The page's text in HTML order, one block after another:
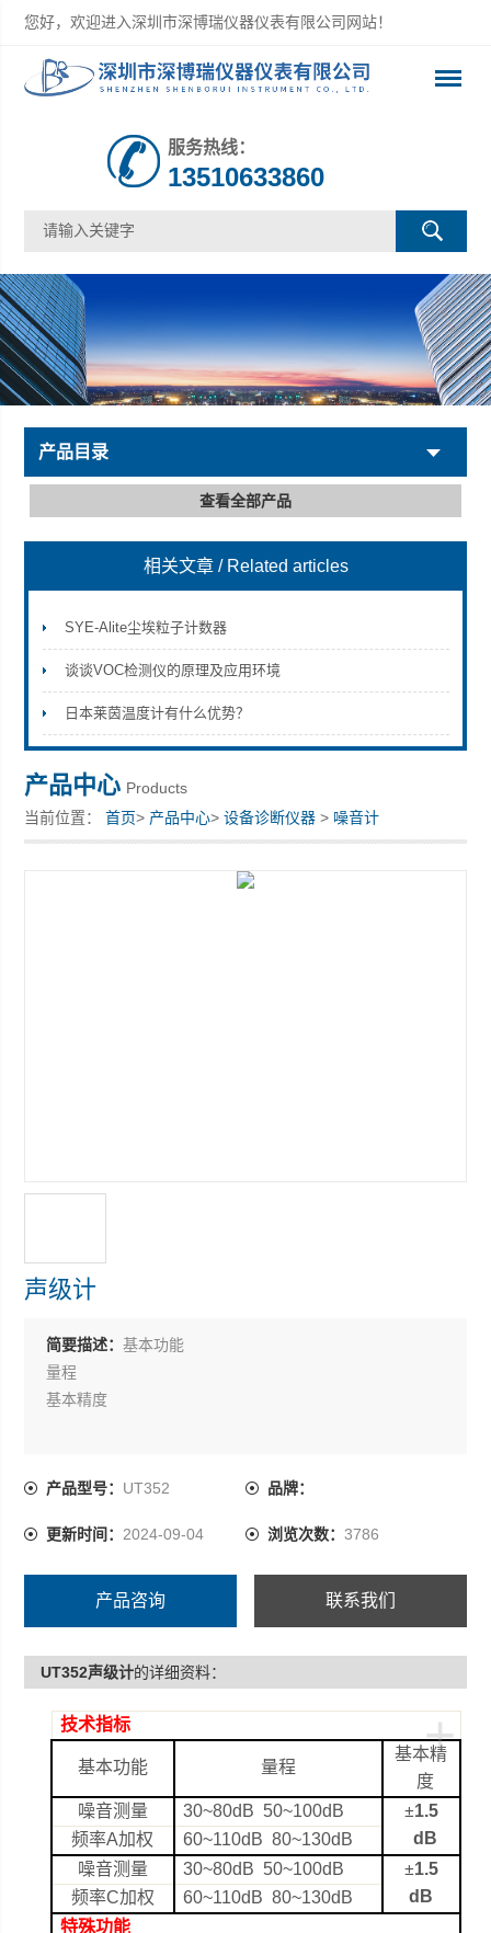
您好，欢迎进入深圳市深博瑞仪器仪表有限公司网站！
深圳市深博瑞仪器仪表有限公司
服务热线：
13510633860
产品目录
查看全部产品
相关文章 / Related articles
SYE-Alite尘埃粒子计数器
谈谈VOC检测仪的原理及应用环境
日本莱茵温度计有什么优势？
产品中心 Products
当前位置：首页> 产品中心>设备诊断仪器 > 噪音计
声级计
简要描述：基本功能
量程
基本精度
30~80dB 50~100dB
60~110dB 80~130dB
产品型号： UT352 品牌：
更新时间： 2024-09-04 浏览次数： 3786
产品咨询 联系我们
UT352声级计的详细资料：
+
技术指标
基本功能 量程
基本精
度
噪音测量
30~80dB 50~100dB ±1.5
dB
频率A加权 60~110dB 80~130dB
噪音测量
30~80dB 50~100dB ±1.5
dB
频率C加权 60~110dB 80~130dB
特殊功能